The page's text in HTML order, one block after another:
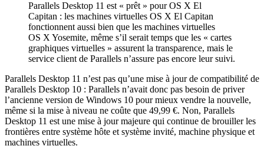
Parallels Desktop 11 est « prêt » pour OS X El
Capitan : les machines virtuelles OS X El Capitan
fonctionnent aussi bien que les machines virtuelles
OS X Yosemite, même s’il serait temps que les « cartes
graphiques virtuelles » assurent la transparence, mais le
service client de Parallels n’assure pas encore leur suivi.
Parallels Desktop 11 n’est pas qu’une mise à jour de compatibilité de
Parallels Desktop 10 : Parallels n’avait donc pas besoin de priver
l’ancienne version de Windows 10 pour mieux vendre la nouvelle,
même si la mise à niveau ne coûte que 49,99 €. Non, Parallels
Desktop 11 est une mise à jour majeure qui continue de brouiller les
frontières entre système hôte et système invité, machine physique et
machines virtuelles.